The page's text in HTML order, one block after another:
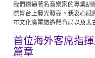
我們透過著名音樂家的專業訓
際舞台上發光發亮。我衷心
市文化廣電旅遊體育局以及太
首位海外客席指
篇章